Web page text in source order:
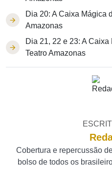
Dia 20: A Caixa Mágica
Amazonas
Dia 21, 22 e 23: A
Teatro Amazonas
Cobertura e repercussão
bolso de todos os